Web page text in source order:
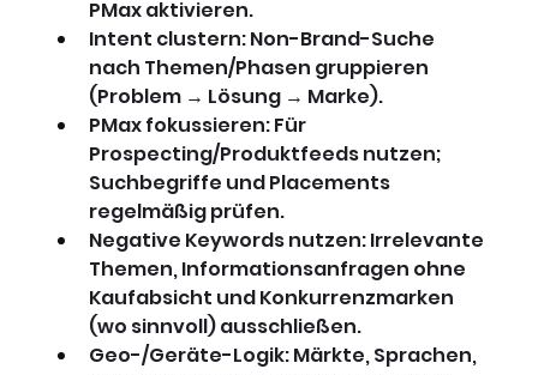
PMax aktivieren.
Intent clustern: Non-Brand-Suche
nach Themen/Phasen gruppieren
(Problem → Lösung → Marke).
PMax fokussieren: Für
Prospecting/Produktfeeds nutzen;
Suchbegriffe und Placements
regelmäßig prüfen.
Negative Keywords nutzen: Irrelevante
Themen, Informationsanfragen ohne
Kaufabsicht und Konkurrenzmarken
(wo sinnvoll) ausschließen.
Geo-/Geräte-Logik: Märkte, Sprachen,